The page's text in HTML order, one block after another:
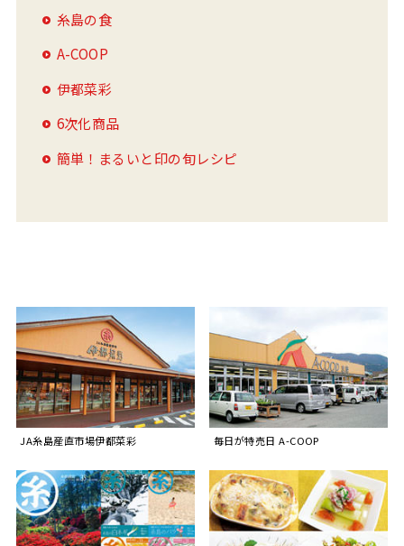
糸島の食
A-COOP
伊都菜彩
6次化商品
簡単！まるいと印の旬レシピ
JA糸島産直市場伊都菜彩 毎日が特売日 A-COOP